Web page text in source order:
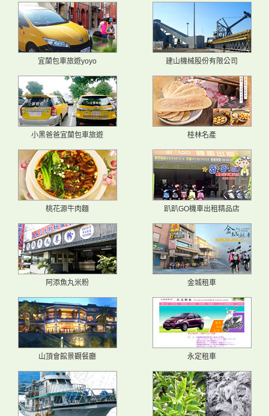
宜蘭包車旅遊yoyo 建山機械股份有限公司
小黑爸爸宜蘭包車旅遊 桂林名產
桃花源牛肉麵 趴趴GO機車出租精品店
阿添魚丸米粉 金城租車
山頂會館景觀餐廳 永定租車